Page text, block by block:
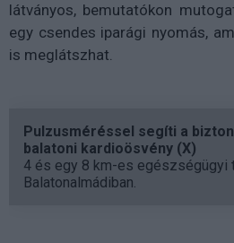
látványos, bemutatókon
egy csendes iparági nyomás,
is meglátszhat.
Pulzusméréssel segíti a
balatoni kardioösvény (X)
4 és egy 8 km-es egészségügyi
Balatonalmádiban.